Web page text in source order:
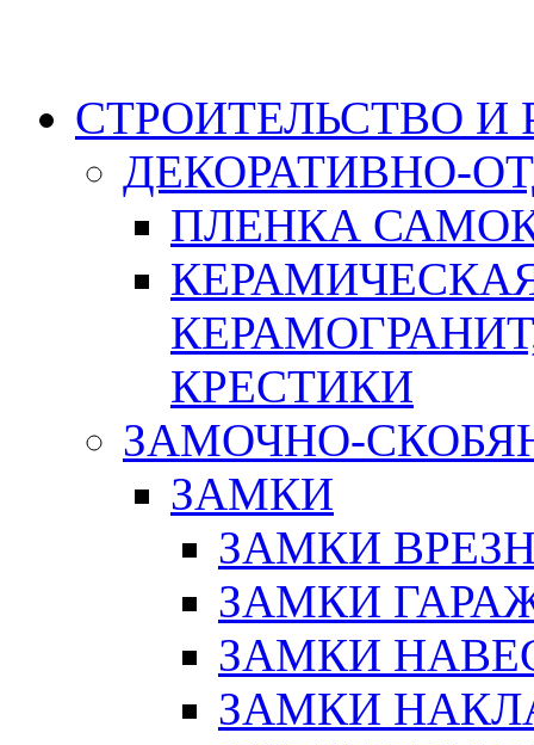
СТРОИТЕЛЬСТВО И
ДЕКОРАТИВНО-
ПЛЕНКА
КРЕСТИКИ
ЗАМОЧНО-
ЗАМКИ
ЗАМКИ
ЗАМКИ
ЗАМКИ
ЗАМКИ